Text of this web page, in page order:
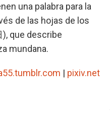
una palabra para la
de las hojas de los
que describe
mundana.
| pixiv.net